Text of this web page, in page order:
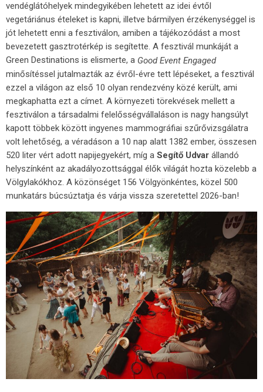
vendéglátóhelyek mindegyikében lehetett az idei évtől
vegetáriánus ételeket is kapni, illetve bármilyen érzékenységgel is
jót lehetett enni a fesztiválon, amiben a tájékozódást a most
bevezetett gasztrotérkép is segítette. A fesztivál munkáját a
Green Destinations is elismerte, a Good Event Engaged
minősítéssel jutalmazták az évről-évre tett lépéseket, a fesztivál
ezzel a világon az első 10 olyan rendezvény közé került, ami
megkaphatta ezt a címet. A környezeti törekvések mellett a
fesztiválon a társadalmi felelősségvállaláson is nagy hangsúlyt
kapott többek között ingyenes mammográfiai szűrővizsgálatra
volt lehetőség, a véradáson a 10 nap alatt 1382 ember, összesen
520 liter vért adott napijegyekért, míg a Segítő Udvar állandó
helyszínként az akadályozottsággal élők világát hozta közelebb a
Völgylakókhoz. A közönséget 156 Völgyönkéntes, közel 500
munkatárs búcsúztatja és várja vissza szeretettel 2026-ban!